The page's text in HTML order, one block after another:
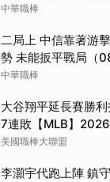
中華職棒
二局上 中信靠著游
勢 未能扳平戰局（
中華職棒
大谷翔平延長賽勝
7連敗【MLB】
美國職棒大聯盟
李灝宇代跑上陣 鎮
取消